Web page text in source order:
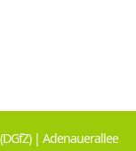
| Adenauerallee